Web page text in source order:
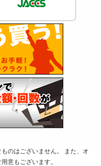
のはございません。 また、オ
意もございます。